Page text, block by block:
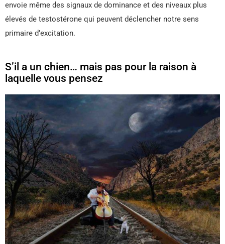
envoie même des signaux de dominance et des niveaux plus
élevés de testostérone qui peuvent déclencher notre sens
primaire d’excitation.
S’il a un chien… mais pas pour la raison à
laquelle vous pensez